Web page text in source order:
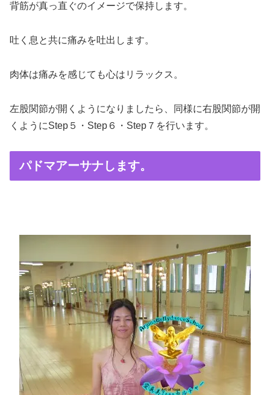
背筋が真っ直ぐのイメージで保持します。
吐く息と共に痛みを吐出します。
肉体は痛みを感じても心はリラックス。
左股関節が開くようになりましたら、同様に右股関節が開
くようにStep５・Step６・Step７を行います。
パドマアーサナします。